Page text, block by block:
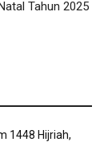
Tahun 2025
1448 Hijriah,